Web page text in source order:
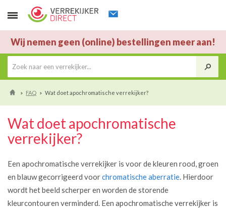
Wij nemen geen (online) bestellingen meer aan!
FAQ Wat doet apochromatische verrekijker?
Wat doet apochromatische
verrekijker?
Een apochromatische verrekijker is voor de kleuren rood, groen
en blauw gecorrigeerd voorchromatische aberratie. Hierdoor
wordt het beeld scherper en worden de storende
kleurcontouren verminderd. Een apochromatische verrekijker is